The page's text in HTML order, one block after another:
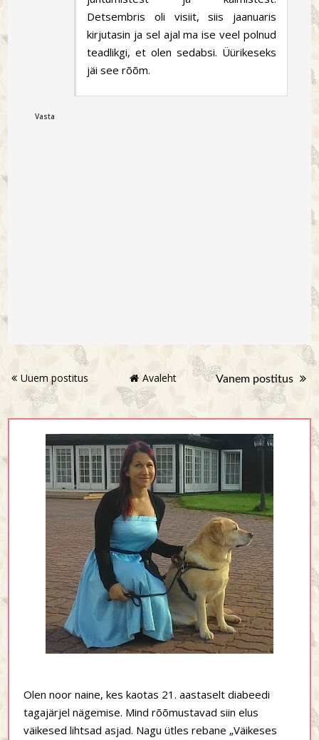
Detsembris oli visiit, siis jaanuaris
kirjutasin ja sel ajal ma ise veel polnud
teadlikgi, et olen sedabsi. Üürikeseks
jäi see rõõm.
Vasta
Uuem postitus Vanem postitus
Avaleht
Olen noor naine, kes kaotas 21. aastaselt diabeedi
tagajärjel nägemise. Mind rõõmustavad siin elus
väikesed lihtsad asjad. Nagu ütles rebane „Väikeses